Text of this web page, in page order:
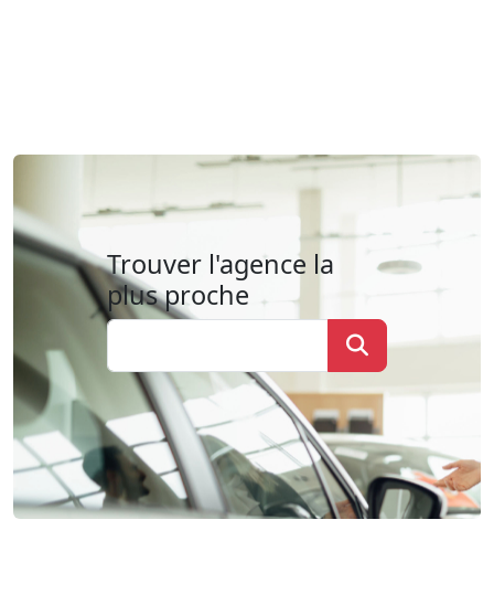
Trouver l'agence la
plus proche